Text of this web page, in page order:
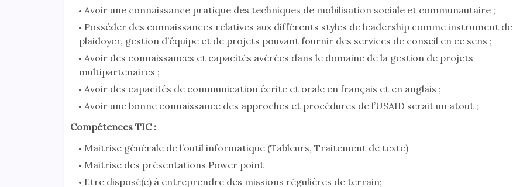
Avoir une connaissance pratique des techniques de mobilisation sociale et communautaire ;
Posséder des connaissances relatives aux différents styles de leadership comme instrument de
plaidoyer, gestion d’équipe et de projets pouvant fournir des services de conseil en ce sens ;
Avoir des connaissances et capacités avérées dans le domaine de la gestion de projets
multipartenaires ;
Avoir des capacités de communication écrite et orale en français et en anglais ;
Avoir une bonne connaissance des approches et procédures de l’USAID serait un atout ;
Compétences TIC :
Maitrise générale de l’outil informatique (Tableurs, Traitement de texte)
Maitrise des présentations Power point
Etre disposé(e) à entreprendre des missions régulières de terrain;